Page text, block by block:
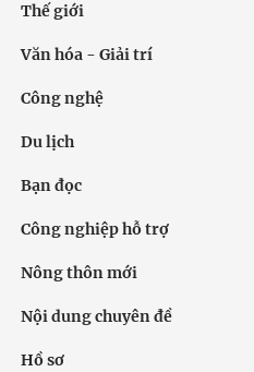
Thế giới
Văn hóa - Giải trí
Công nghệ
Du lịch
Bạn đọc
Công nghiệp hỗ trợ
Nông thôn mới
Nội dung chuyên đề
Hồ sơ